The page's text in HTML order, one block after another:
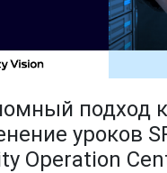
подход к
уроков
Operation